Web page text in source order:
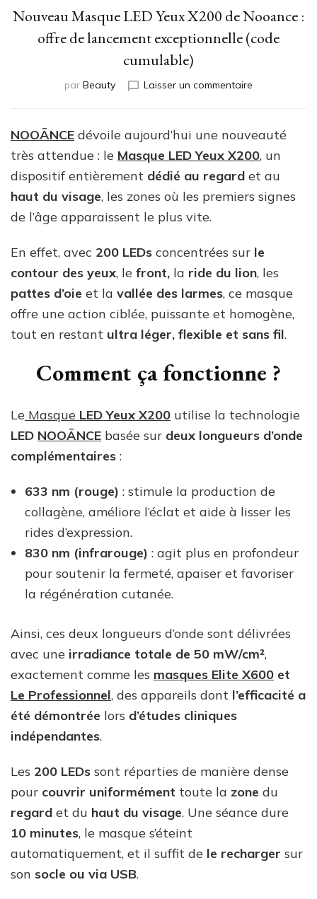
Nouveau Masque LED Yeux X200 de Nooance :
offre de lancement exceptionnelle (code
cumulable)
par Beauty Laisser un commentaire
Yeux
X200
de
:
lancement
(code
cumulable)
NOOĀNCE dévoile aujourd’hui une nouveauté
très attendue : le Masque LED Yeux X200, un
dispositif entièrement dédié au regard et au
haut du visage, les zones où les premiers signes
de l’âge apparaissent le plus vite.
En effet, avec 200 LEDs concentrées sur le
contour des yeux, le front, la ride du lion, les
pattes d’oie et la vallée des larmes, ce masque
offre une action ciblée, puissante et homogène,
tout en restant ultra léger, flexible et sans fil.
Comment ça fonctionne ?
Le Masque LED Yeux X200 utilise la technologie
LED NOOĀNCE basée sur deux longueurs d’onde
complémentaires :
633 nm (rouge) : stimule la production de
collagène, améliore l’éclat et aide à lisser les
rides d’expression.
830 nm (infrarouge) : agit plus en profondeur
pour soutenir la fermeté, apaiser et favoriser
la régénération cutanée.
Ainsi, ces deux longueurs d’onde sont délivrées
avec une irradiance totale de 50 mW/cm²,
exactement comme les masques Elite X600 et
Le Professionnel, des appareils dont l’efficacité a
été démontrée lors d’études cliniques
indépendantes.
Les 200 LEDs sont réparties de manière dense
pour couvrir uniformément toute la zone du
regard et du haut du visage. Une séance dure
10 minutes, le masque s’éteint
automatiquement, et il suffit de le recharger sur
son socle ou via USB.